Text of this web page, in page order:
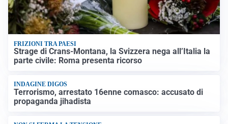
FRIZIONI TRA PAESI
Strage di Crans-Montana, la Svizzera nega all’Italia la
parte civile: Roma presenta ricorso
INDAGINE DIGOS
Terrorismo, arrestato 16enne comasco: accusato di
propaganda jihadista